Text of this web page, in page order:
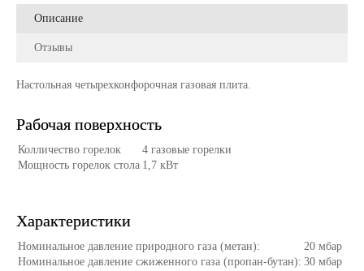
Описание
Отзывы
Настольная четырехконфорочная газовая плита.
Рабочая поверхность
Колличество горелок
4 газовые горелки
Мощность горелок стола 1,7 кВт
Характеристики
Номинальное давление природного газа (метан):
20 мбар
Номинальное давление сжиженного газа (пропан-бутан): 30 мбар